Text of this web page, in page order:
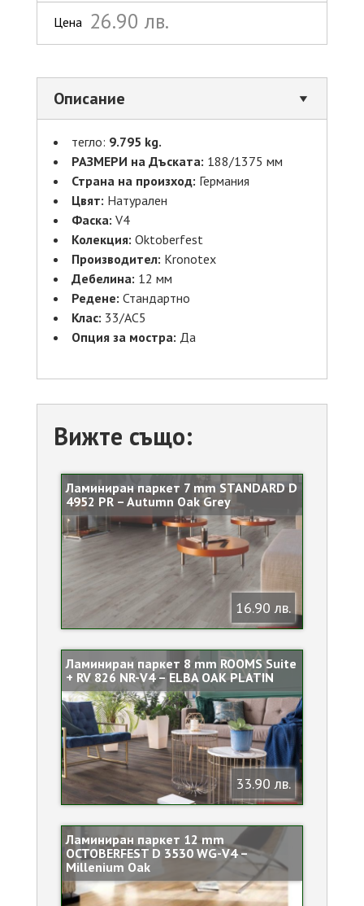
Цена 26.90 лв.
Описание
тегло: 9.795 kg.
РАЗМЕРИ на Дъската: 188/1375 мм
Страна на произход: Германия
Цвят: Натурален
Фаска: V4
Колекция: Oktoberfest
Производител: Kronotex
Дебелина: 12 мм
Редене: Стандартно
Клас: 33/AC5
Опция за мостра: Да
Вижте също:
Ламиниран паркет 7 mm STANDARD D
4952 PR – Autumn Oak Grey
16.90 лв.
Ламиниран паркет 8 mm ROOMS Suite
+ RV 826 NR-V4 – ELBA OAK PLATIN
33.90 лв.
Ламиниран паркет 12 mm
OCTOBERFEST D 3530 WG-V4 –
Millenium Oak